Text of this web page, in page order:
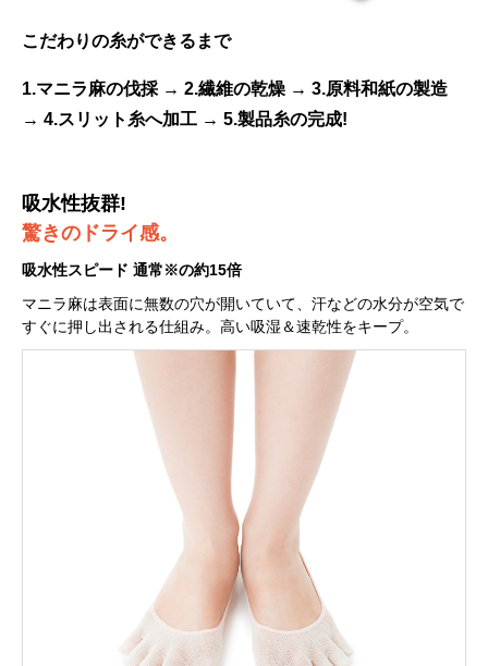
こだわりの糸ができるまで
1.マニラ麻の伐採 → 2.繊維の乾燥 → 3.原料和紙の製造
→ 4.スリット糸へ加工 → 5.製品糸の完成!
吸水性抜群!
驚きのドライ感。
吸水性スピード 通常※の約15倍
マニラ麻は表面に無数の穴が開いていて、汗などの水分が空気で
すぐに押し出される仕組み。高い吸湿＆速乾性をキープ。